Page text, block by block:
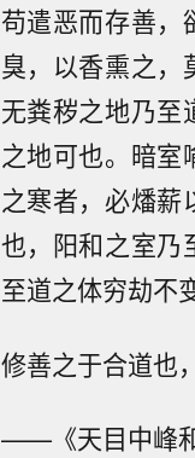
苟遣恶而存善，
臭，以香熏之，
无粪秽之地乃至
之地可也。暗
之寒者，必燔
也，阳和之室乃
至道之体穷劫不
修善之于合道也
——《天目中峰